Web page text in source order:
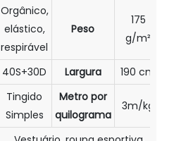
Orgânico,
elástico,
respirável
Peso
175
g/m²
40S+30D Largura 190 cm
Tingido
Simples
Metro por
quilograma
3m/kg